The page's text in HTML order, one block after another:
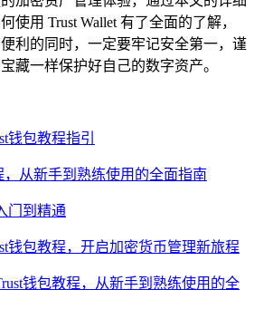
使用 Trust Wallet 有了全面的了解，
利的同时，一定要牢记安全第一，谨
藏一样保护好自己的数字资产。
钱包教程指引
，从新手到熟练使用的全面指南
门到精通
钱包教程，开启加密货币管理新旅程
钱包教程，从新手到熟练使用的全